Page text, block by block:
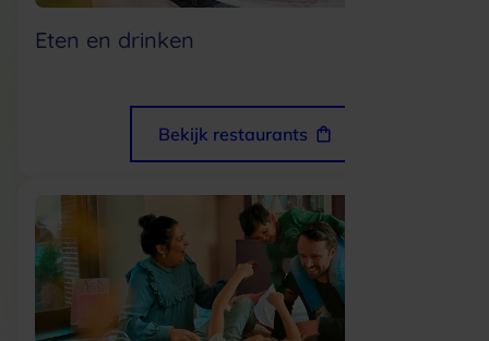
Eten en drinken
Bekijk restaurants